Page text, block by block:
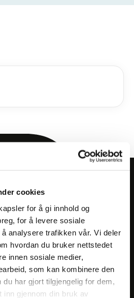
cookies
for å gi innhold og
for å levere sosiale
analysere trafikken vår. Vi deler
hvordan du bruker nettstedet
innen sosiale medier,
som kan kombinere den
har gjort tilgjengelig for dem,
inn gjennom din bruk av
produkter,
kampanjer.